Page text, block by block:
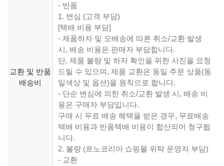
교환 및 반품
배송비
- 반품
1. 변심 (고객 부담)
[택배 비용 부담]
- 제품하자 및 오배송에 따른 취소/교환 발생
시, 배송 비용은 판매자 부담합니다.
단, 제품 불량 및 하자 확인을 위한 사진을 요청
드릴 수 있으며, 제품 교환은 동일 주문 상품(동
일색상 및 옵션)을 원칙으로 합니다.
- 단순 변심에 의한 취소/교환 발생 시, 배송 비
용은 구매자 부담입니다.
구매 시 무료 배송 혜택을 받은 경우, 무료배송
택배 비용과 반품택배 비용이 합산되어 청구됩
니다.
2. 불량 (르노코리아 쇼핑몰 위탁 운영자 부담)
- 교환